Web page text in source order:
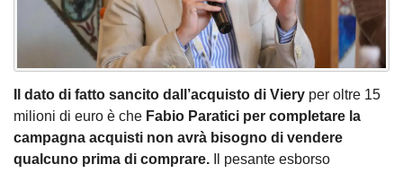
Il dato di fatto sancito dall’acquisto di Viery per oltre 15
milioni di euro è che Fabio Paratici per completare la
campagna acquisti non avrà bisogno di vendere
qualcuno prima di comprare. Il pesante esborso